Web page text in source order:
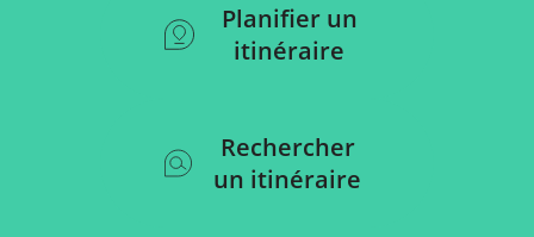
Planifier un
itinéraire
Rechercher
un itinéraire